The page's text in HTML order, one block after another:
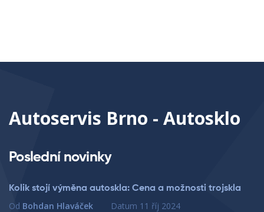
Autoservis Brno - Autosklo
Poslední novinky
Kolik stojí výměna autoskla: Cena a možnosti trojskla
Od Bohdan Hlaváček Datum 11 říj 2024